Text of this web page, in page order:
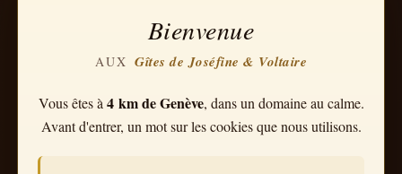
Pendant des années, nous avions compté sur Candide
Candide était optimiste, enthousiaste, dévoué.
Candide réparait les fuites d'eauavec du scotch.
Bienvenue
AUXGîtes de Joséfine & Voltaire
Vous êtes à 4 km de Genève, dans un domaine au calme.
Avant d'entrer, un mot sur les cookies que nous utilisons.